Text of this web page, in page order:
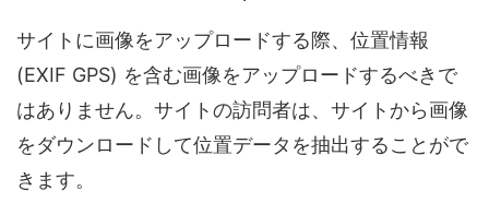
サイトに画像をアップロードする際、位置情報
(EXIF GPS) を含む画像をアップロードするべきで
はありません。サイトの訪問者は、サイトから画像
をダウンロードして位置データを抽出することがで
きます。